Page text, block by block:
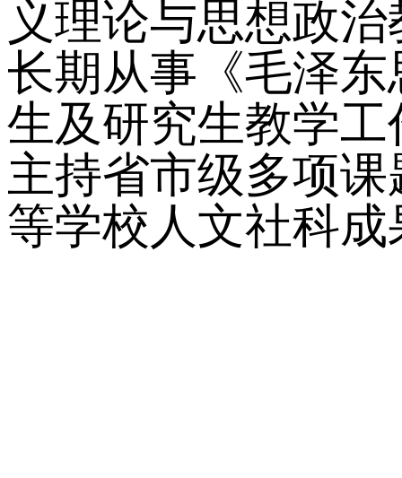
义理论与思想政
长期从事《毛泽
生及研究生教学
主持省市级多项
等学校人文社科成